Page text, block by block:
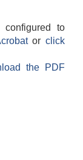
to
orclick
the PDF